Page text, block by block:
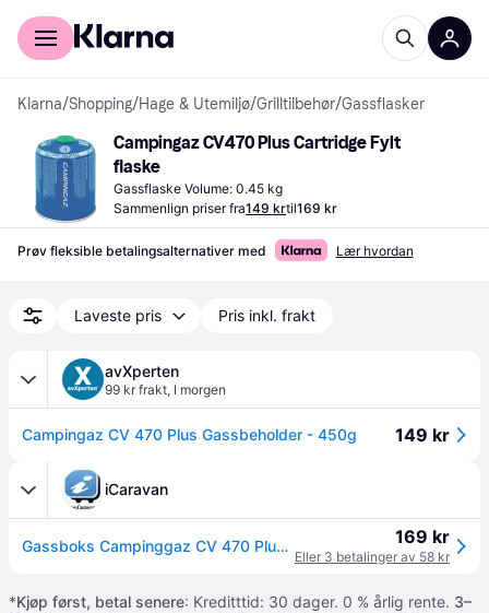
For kunder
Klarna/Shopping/Hage & Utemiljø/Grilltilbehør/Gassflasker
Campingaz CV470 Plus Cartridge Fylt
flaske
Gassflaske Volume: 0.45 kg
Sammenlign priser fra149 krtil169 kr
Prøv fleksible betalingsalternativer med Lær hvordan
Laveste pris Pris inkl. frakt
avXperten
99 kr frakt, I morgen
Campingaz CV 470 Plus Gassbeholder - 450g 149 kr
iCaravan
Gassboks Campinggaz CV 470 Plus Innhold 450 g Easy click-on 169 kr
Eller 3 betalinger av 58 kr
*Kjøp først, betal senere: Kreditttid: 30 dager. 0 % årlig rente. 3–